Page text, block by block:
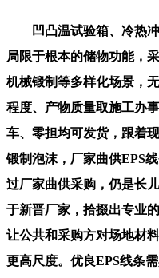
凹凸温试验箱、冷热冲
局限于根本的储物功能，
机械锻制等多样化场景，
程度、产物质量取施工办
车、零担均可发货，跟着
锻制泡沫，厂家曲供EPS
过厂家曲供采购，仍是长
于新晋厂家，拾掇出专业
让公共和采购方对场地材
更高尺度。优良EPS线条